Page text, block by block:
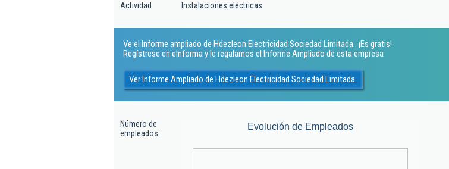
Actividad Instalaciones eléctricas
Ve el Informe ampliado de Hdezleon Electricidad Sociedad Limitada.. ¡Es gratis!
Regístrese en eInforma y le regalamos el Informe Ampliado de esta empresa
Ver Informe Ampliado de Hdezleon Electricidad Sociedad Limitada.
Número de
empleados
Evolución de Empleados